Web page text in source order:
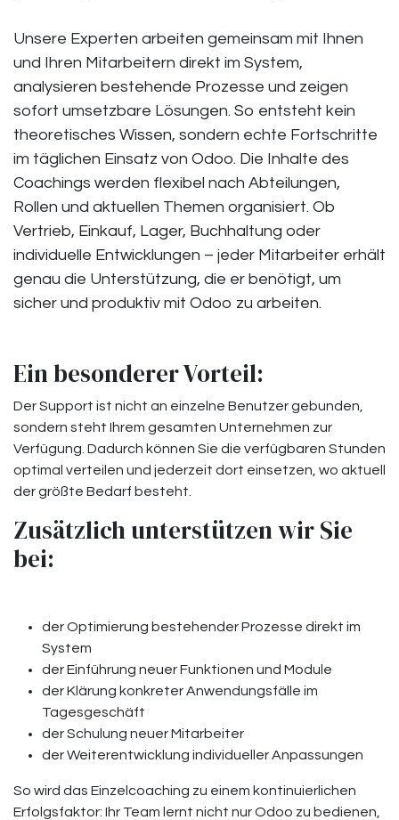
Unsere Experten arbeiten gemeinsam mit Ihnen
und Ihren Mitarbeitern direkt im System,
analysieren bestehende Prozesse und zeigen
sofort umsetzbare Lösungen. So entsteht kein
theoretisches Wissen, sondern echte Fortschritte
im täglichen Einsatz von Odoo. Die Inhalte des
Coachings werden flexibel nach Abteilungen,
Rollen und aktuellen Themen organisiert. Ob
Vertrieb, Einkauf, Lager, Buchhaltung oder
individuelle Entwicklungen – jeder Mitarbeiter erhält
genau die Unterstützung, die er benötigt, um
sicher und produktiv mit Odoo zu arbeiten.
Ein besonderer Vorteil:
Der Support ist nicht an einzelne Benutzer gebunden,
sondern steht Ihrem gesamten Unternehmen zur
Verfügung. Dadurch können Sie die verfügbaren Stunden
optimal verteilen und jederzeit dort einsetzen, wo aktuell
der größte Bedarf besteht.
Zusätzlich unterstützen wir Sie
bei:
der Optimierung bestehender Prozesse direkt im
System
der Einführung neuer Funktionen und Module
der Klärung konkreter Anwendungsfälle im
Tagesgeschäft
der Schulung neuer Mitarbeiter
der Weiterentwicklung individueller Anpassungen
So wird das Einzelcoaching zu einem kontinuierlichen
Erfolgsfaktor: Ihr Team lernt nicht nur Odoo zu bedienen,